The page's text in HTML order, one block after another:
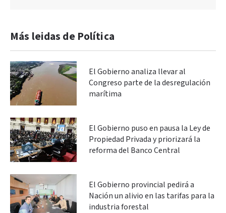
Más leidas de Política
El Gobierno analiza llevar al
Congreso parte de la desregulación
marítima
El Gobierno puso en pausa la Ley de
Propiedad Privada y priorizará la
reforma del Banco Central
El Gobierno provincial pedirá a
Nación un alivio en las tarifas para la
industria forestal